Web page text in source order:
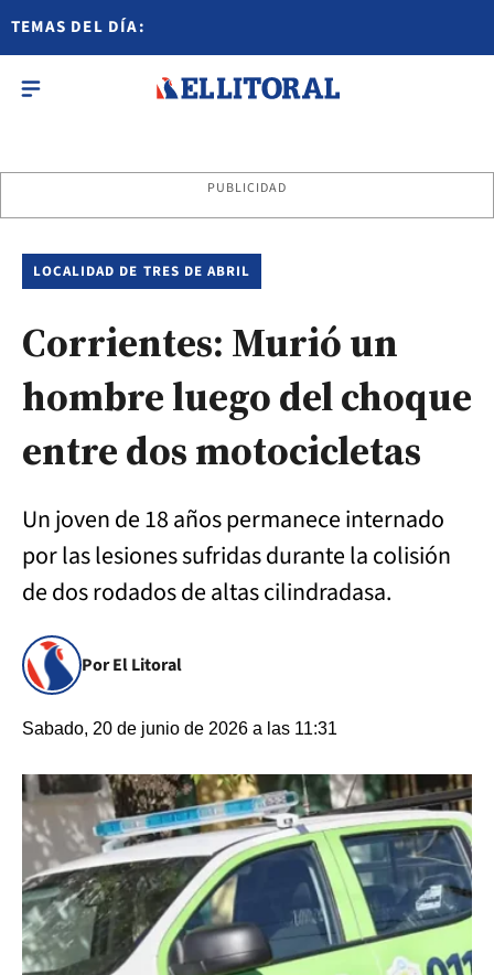
TEMAS DEL DÍA:
PUBLICIDAD
LOCALIDAD DE TRES DE ABRIL
Corrientes: Murió un
hombre luego del choque
entre dos motocicletas
Un joven de 18 años permanece internado
por las lesiones sufridas durante la colisión
de dos rodados de altas cilindradasa.
Por El Litoral
Sabado, 20 de junio de 2026 a las 11:31